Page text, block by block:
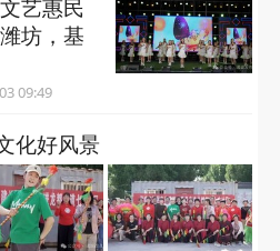
艺惠民
坊，基
08-03 09:49
化好风景